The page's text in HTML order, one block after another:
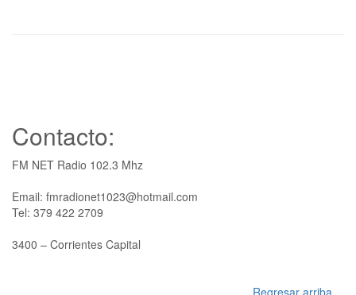
Contacto:
FM NET Radio 102.3 Mhz
Email: fmradionet1023@hotmail.com
Tel: 379 422 2709
3400 – Corrientes Capital